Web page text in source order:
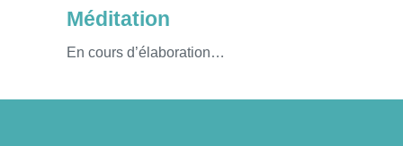
Méditation
En cours d’élaboration…